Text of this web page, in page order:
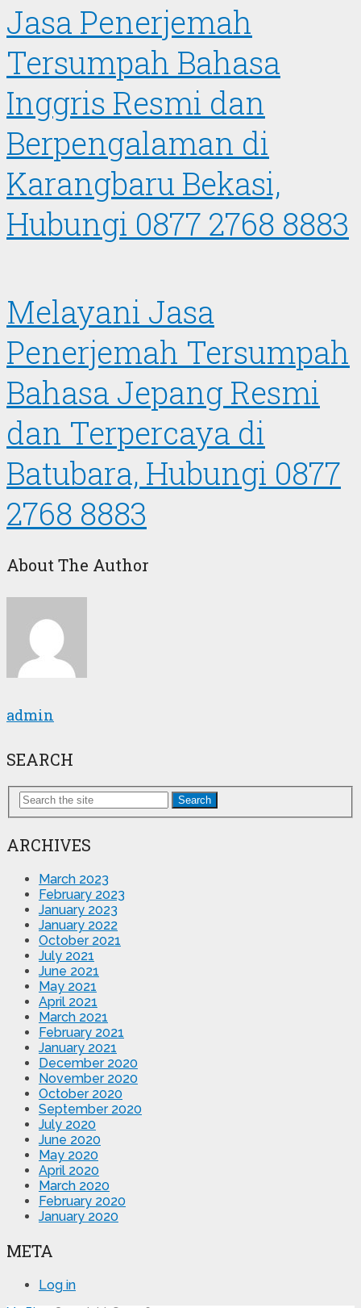
Jasa Penerjemah
Tersumpah Bahasa
Inggris Resmi dan
Berpengalaman di
Karangbaru Bekasi,
Hubungi 0877 2768 8883
Melayani Jasa
Penerjemah Tersumpah
Bahasa Jepang Resmi
dan Terpercaya di
Batubara, Hubungi 0877
2768 8883
About The Author
admin
SEARCH
Search
ARCHIVES
March 2023
February 2023
January 2023
January 2022
October 2021
July 2021
June 2021
May 2021
April 2021
March 2021
February 2021
January 2021
December 2020
November 2020
October 2020
September 2020
July 2020
June 2020
May 2020
April 2020
March 2020
February 2020
January 2020
META
Log in